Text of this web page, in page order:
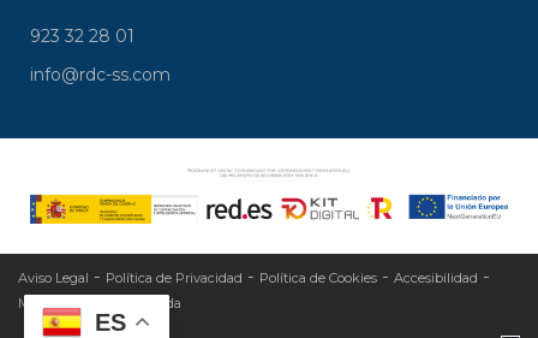
ES
923 32 28 01
info@rdc-ss.com
Aviso Legal - Política de Privacidad - Política de Cookies - Accesibilidad -
Mapa Web - Área privada